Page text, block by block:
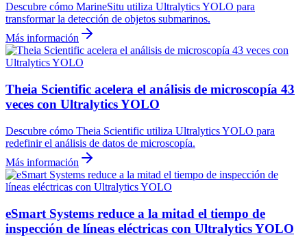
Descubre cómo MarineSitu utiliza Ultralytics YOLO para
transformar la detección de objetos submarinos.
Más información
Theia Scientific acelera el análisis de microscopía 43
veces con Ultralytics YOLO
Descubre cómo Theia Scientific utiliza Ultralytics YOLO para
redefinir el análisis de datos de microscopía.
Más información
eSmart Systems reduce a la mitad el tiempo de
inspección de líneas eléctricas con Ultralytics YOLO